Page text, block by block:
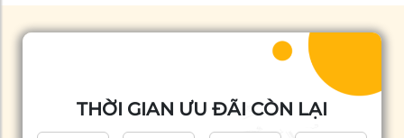
THỜI GIAN ƯU ĐÃI CÒN LẠI